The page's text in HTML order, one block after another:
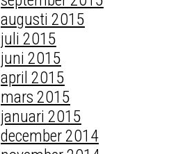
augusti 2015
juli 2015
juni 2015
april 2015
mars 2015
januari 2015
december 2014